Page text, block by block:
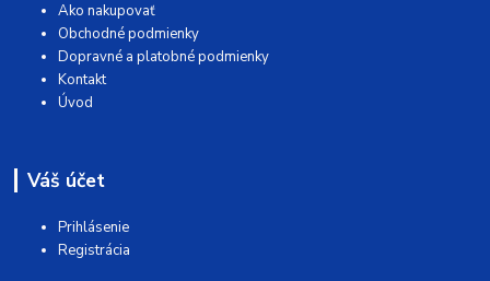
Ako nakupovať
Obchodné podmienky
Dopravné a platobné podmienky
Kontakt
Úvod
Váš účet
Prihlásenie
Registrácia